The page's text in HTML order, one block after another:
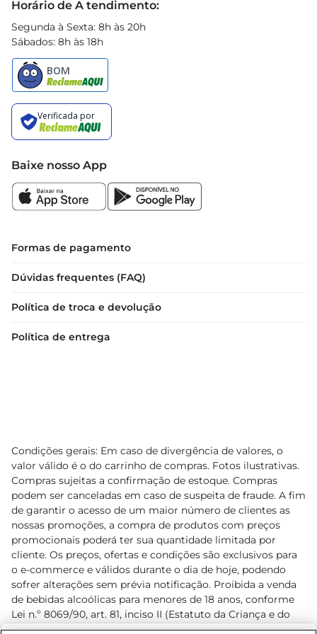
Horário de A tendimento:
Segunda à Sexta: 8h às 20h
Sábados: 8h às 18h
Baixe nosso App
Formas de pagamento
Dúvidas frequentes (FAQ)
Política de troca e devolução
Política de entrega
Condições gerais: Em caso de divergência de valores, o
valor válido é o do carrinho de compras. Fotos ilustrativas.
Compras sujeitas a confirmação de estoque. Compras
podem ser canceladas em caso de suspeita de fraude. A fim
de garantir o acesso de um maior número de clientes as
nossas promoções, a compra de produtos com preços
promocionais poderá ter sua quantidade limitada por
cliente. Os preços, ofertas e condições são exclusivos para
o e-commerce e válidos durante o dia de hoje, podendo
sofrer alterações sem prévia notificação. Proibida a venda
de bebidas alcoólicas para menores de 18 anos, conforme
Lei n.º 8069/90, art. 81, inciso II (Estatuto da Criança e do
Adolescente). Preços e condições exclusivos para o